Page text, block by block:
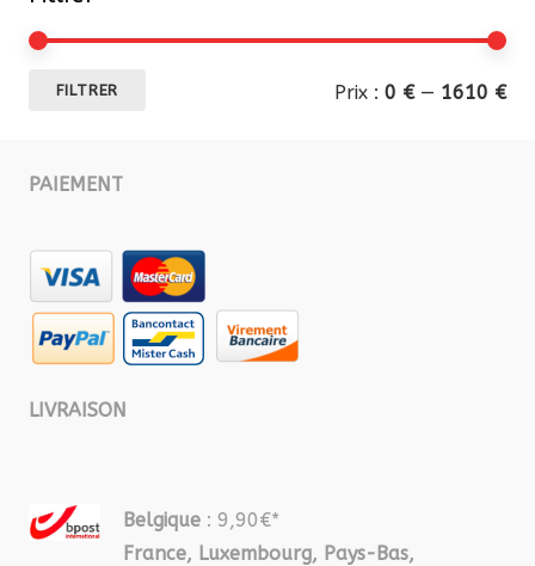
FILTRER Prix : 0 €— 1610 €
PAIEMENT
LIVRAISON
Belgique : 9,90€*
France, Luxembourg, Pays-Bas,